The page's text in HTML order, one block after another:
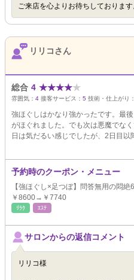
ご来店を心よりお待ちしております
リリコさん
総合 4 ★★★★★
雰囲気： 4 接客サービス： 5 技術・仕上がり：
強ほぐしはかなり強かったです。最
がほぐれました。でも次は悪魔でな
日は気だるい感じでしたが、2日目以
予約時のクーポン・メニュー
【強ほぐし×足つぼ】問答無用の悶
￥8600→￥7740
ﾘﾗｸ ｴｽﾃ
サロンからの返信コメント
リリコ様